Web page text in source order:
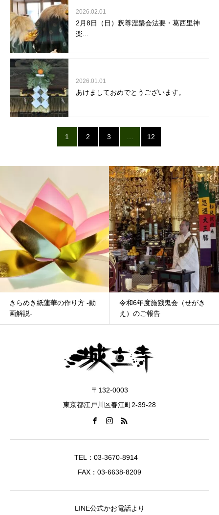
2026.02.01
2月8日（日）釈尊涅槃会法要・葛西里神
楽...
2026.01.01
あけましておめでとうございます。
1 2 3 12
きらめき紙蓮華の作り方 -動
画解説-
令和6年度施餓鬼会（せがき
え）のご報告
〒132-0003
東京都江戸川区春江町2-39-28
TEL：03-3670-8914
FAX：03-6638-8209
LINE公式かお電話より